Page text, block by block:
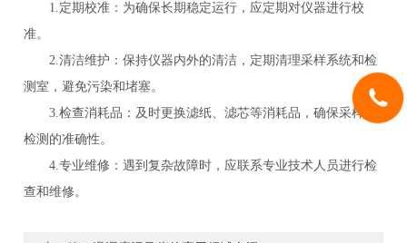
1.定期校准：为确保长期稳定运行，应定期对仪器进行校
准。
2.清洁维护：保持仪器内外的清洁，定期清理采样系统和检
测室，避免污染和堵塞。
3.检查消耗品：及时更换滤纸、滤芯等消耗品，确保采样和
检测的准确性。
4.专业维修：遇到复杂故障时，应联系专业技术人员进行检
查和维修。